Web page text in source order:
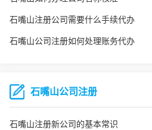
石嘴山注册公司需要什么手续代办
石嘴山公司注册如何处理账务代办
石嘴山公司注册
石嘴山注册新公司的基本常识